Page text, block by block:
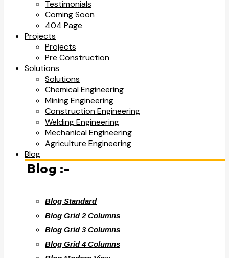
Testimonials
Coming Soon
404 Page
Projects
Projects
Pre Construction
Solutions
Solutions
Chemical Engineering
Mining Engineering
Construction Engineering
Welding Engineering
Mechanical Engineering
Agriculture Engineering
Blog
Blog :-
Blog Standard
Blog Grid 2 Columns
Blog Grid 3 Columns
Blog Grid 4 Columns